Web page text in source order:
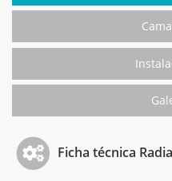
Ficha técnica